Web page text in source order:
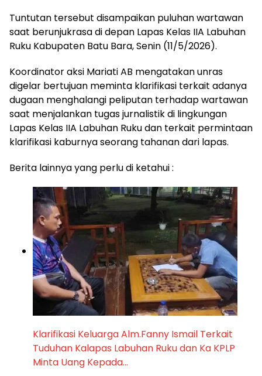
‎‎Tuntutan tersebut disampaikan puluhan wartawan
saat berunjukrasa di depan Lapas Kelas IIA Labuhan
Ruku Kabupaten Batu Bara, Senin (11/5/2026).
‎‎Koordinator aksi Mariati AB mengatakan unras
digelar bertujuan meminta klarifikasi terkait adanya
dugaan menghalangi peliputan terhadap wartawan
saat menjalankan tugas jurnalistik di lingkungan
Lapas Kelas IIA Labuhan Ruku dan terkait permintaan
klarifikasi kaburnya seorang tahanan dari lapas.
Berita lainnya yang perlu di ketahui :
Klarifikasi Keluarga Alm.Fanny Ismail Terkait
Tuduhan Kalapas Labuhan Ruku dan Ka KPLP
Minta Uang Kepada…